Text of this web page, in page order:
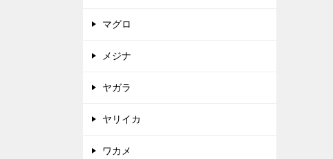
マグロ
メジナ
ヤガラ
ヤリイカ
ワカメ